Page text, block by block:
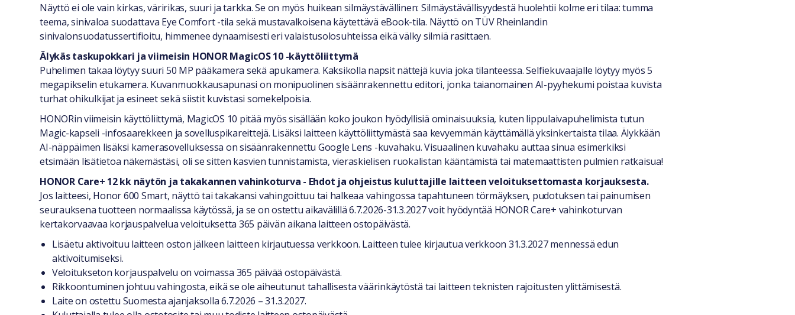
Näyttö ei ole vain kirkas, väririkas, suuri ja tarkka. Se on myös huikean silmäystävällinen: Silmäystävällisyydestä huolehtii kolme eri tilaa: tumma
teema, sinivaloa suodattava Eye Comfort -tila sekä mustavalkoisena käytettävä eBook-tila. Näyttö on TÜV Rheinlandin
sinivalonsuodatussertifioitu, himmenee dynaamisesti eri valaistusolosuhteissa eikä välky silmiä rasittaen.
Älykäs taskupokkari ja viimeisin HONOR MagicOS 10 -käyttöliittymä
Puhelimen takaa löytyy suuri 50 MP pääkamera sekä apukamera. Kaksikolla napsit nättejä kuvia joka tilanteessa. Selfiekuvaajalle löytyy myös 5
megapikselin etukamera. Kuvanmuokkausapunasi on monipuolinen sisäänrakennettu editori, jonka taianomainen AI-pyyhekumi poistaa kuvista
turhat ohikulkijat ja esineet sekä siistit kuvistasi somekelpoisia.
HONORin viimeisin käyttöliittymä, MagicOS 10 pitää myös sisällään koko joukon hyödyllisiä ominaisuuksia, kuten lippulaivapuhelimista tutun
Magic-kapseli -infosaarekkeen ja sovelluspikareittejä. Lisäksi laitteen käyttöliittymästä saa kevyemmän käyttämällä yksinkertaista tilaa. Älykkään
AI-näppäimen lisäksi kamerasovelluksessa on sisäänrakennettu Google Lens -kuvahaku. Visuaalinen kuvahaku auttaa sinua esimerkiksi
etsimään lisätietoa näkemästäsi, oli se sitten kasvien tunnistamista, vieraskielisen ruokalistan kääntämistä tai matemaattisten pulmien ratkaisua!
HONOR Care+ 12 kk näytön ja takakannen vahinkoturva - Ehdot ja ohjeistus kuluttajille laitteen veloituksettomasta korjauksesta.
Jos laitteesi, Honor 600 Smart, näyttö tai takakansi vahingoittuu tai halkeaa vahingossa tapahtuneen törmäyksen, pudotuksen tai painumisen
seurauksena tuotteen normaalissa käytössä, ja se on ostettu aikavälillä 6.7.2026-31.3.2027 voit hyödyntää HONOR Care+ vahinkoturvan
kertakorvaavaa korjauspalvelua veloituksetta 365 päivän aikana laitteen ostopäivästä.
Lisäetu aktivoituu laitteen oston jälkeen laitteen kirjautuessa verkkoon. Laitteen tulee kirjautua verkkoon 31.3.2027 mennessä edun
aktivoitumiseksi.
Veloitukseton korjauspalvelu on voimassa 365 päivää ostopäivästä.
Rikkoontuminen johtuu vahingosta, eikä se ole aiheutunut tahallisesta väärinkäytöstä tai laitteen teknisten rajoitusten ylittämisestä.
Laite on ostettu Suomesta ajanjaksolla 6.7.2026 – 31.3.2027.